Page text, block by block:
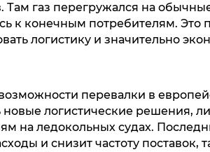
Там газ перегружался на
к конечным потребителям. Это
логистику и значительно
перевалки в
новые логистические решения,
на ледокольных судах.
и снизит частоту поставок,